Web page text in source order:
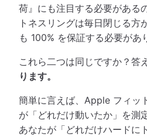
荷』にも注目する必要がある
トネスリングは毎日閉じる方
も 100% を保証する必要があ
これら二つは同じですか？答
ります。
簡単に言えば、Apple フィッ
が「どれだけ動いたか」を測
あなたが「どれだけハードに